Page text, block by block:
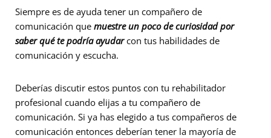
Siempre es de ayuda tener un compañero de
comunicación que muestre un poco de curiosidad por
saber qué te podría ayudarcon tus habilidades de
comunicación y escucha.
Deberías discutir estos puntos con tu rehabilitador
profesional cuando elijas a tu compañero de
comunicación. Si ya has elegido a tus compañeros de
comunicación entonces deberían tener la mayoría de